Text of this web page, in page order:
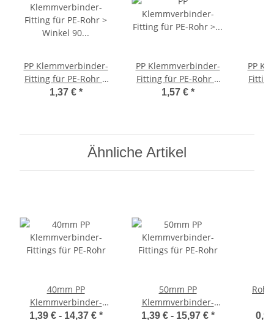
PP Klemmverbinder-
Fitting für PE-Rohr >
Winkel 90 Grad (i-i)
1,37 € *
PP Klemmverbinder-
Fitting für PE-Rohr >
T-Stück (i-i-i) 25mm
1,57 € *
PP
Ähnliche Artikel
40mm PP
Klemmverbinder-
Fittings für PE-Rohr
1,39 € - 14,37 € *
50mm PP
Klemmverbinder-
Fittings für PE-Rohr
1,39 € - 15,97 € *